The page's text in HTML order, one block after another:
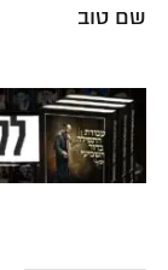
שם טוב